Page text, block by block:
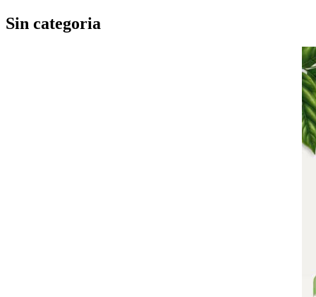
Sin categoria